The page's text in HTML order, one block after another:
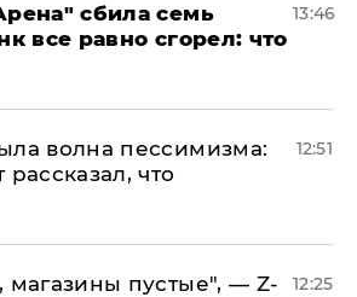
сбила семь
все равно сгорел: что
13:46
волна пессимизма:
рассказал, что
12:51
магазины пустые", — Z-
12:25